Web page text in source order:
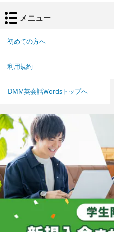
メニュー
初めての方へ
利用規約
DMM英会話Wordsトップへ